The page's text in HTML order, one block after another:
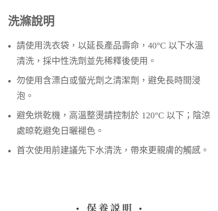
洗滌說明
請使用洗衣袋，以延長產品壽命，40°C 以下水溫
清洗，採中性洗劑並先稀釋後使用。
勿使用含漂白或螢光劑之清潔劑，避免長時間浸
泡。
避免烘乾機，高溫整燙請控制於 120°C 以下；陰涼
處晾乾避免日曬褪色。
首次使用前建議先下水清洗，帶來更親膚的觸感。